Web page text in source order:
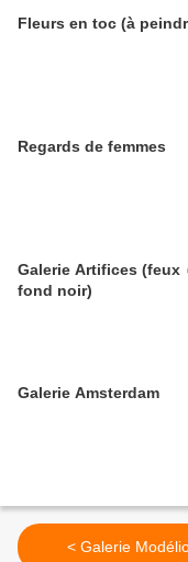
Fleurs en toc (à
Regards de femmes
Galerie Artifices (feux
fond noir)
Galerie Amsterdam
< Galerie